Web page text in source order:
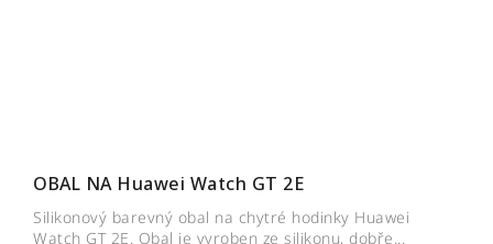
OBAL NA Huawei Watch GT 2E
Silikonový barevný obal na chytré hodinky Huawei
Watch GT 2E. Obal je vyroben ze silikonu, dobře...